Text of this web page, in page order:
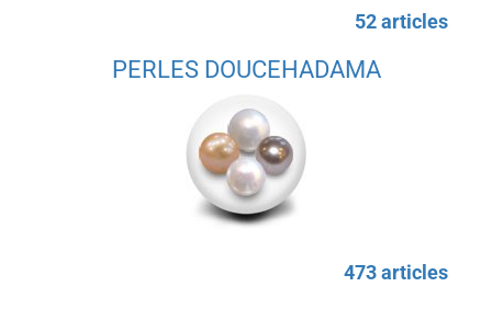
52 articles
PERLES DOUCEHADAMA
473 articles